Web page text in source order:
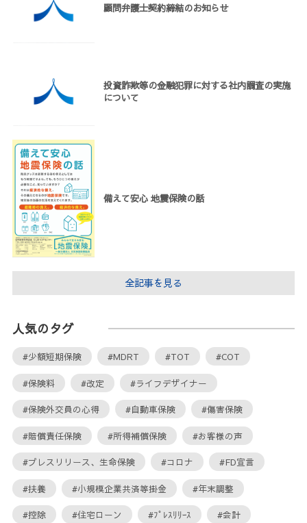
顧問弁護士契約締結のお知らせ
投資詐欺等の金融犯罪に対する社内調査の実施
について
備えて安心 地震保険の話
全記事を見る
人気のタグ
#少額短期保険 #MDRT #TOT #COT
#保険料 #改定 #ライフデザイナー
#保険外交員の心得 #自動車保険 #傷害保険
#賠償責任保険 #所得補償保険 #お客様の声
#プレスリリース、生命保険 #コロナ #FD宣言
#扶養 #小規模企業共済等掛金 #年末調整
#控除 #住宅ローン #ﾌﾟﾚｽﾘﾘｰｽ #会計